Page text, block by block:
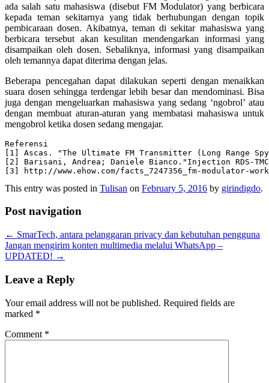
ada salah satu mahasiswa (disebut FM Modulator) yang berbicara
kepada teman sekitarnya yang tidak berhubungan dengan topik
pembicaraan dosen. Akibatnya, teman di sekitar mahasiswa yang
berbicara tersebut akan kesulitan mendengarkan informasi yang
disampaikan oleh dosen. Sebaliknya, informasi yang disampaikan
oleh temannya dapat diterima dengan jelas.
Beberapa pencegahan dapat dilakukan seperti dengan menaikkan
suara dosen sehingga terdengar lebih besar dan mendominasi. Bisa
juga dengan mengeluarkan mahasiswa yang sedang ‘ngobrol’ atau
dengan membuat aturan-aturan yang membatasi mahasiswa untuk
mengobrol ketika dosen sedang mengajar.
Referensi
[1] Ascas. "The Ultimate FM Transmitter (Long Range
[2] Barisani, Andrea; Daniele Bianco."Injection RDS-
[3] http://www.ehow.com/facts_7247356_fm-modulator-
This entry was posted in Tulisan on February 5, 2016 by girindigdo.
Post navigation
← SmarTech, antara pelanggaran privacy dan kebutuhan pengguna
Jangan mengirim konten multimedia melalui WhatsApp –
UPDATED! →
Leave a Reply
Your email address will not be published. Required fields are
marked *
Comment *